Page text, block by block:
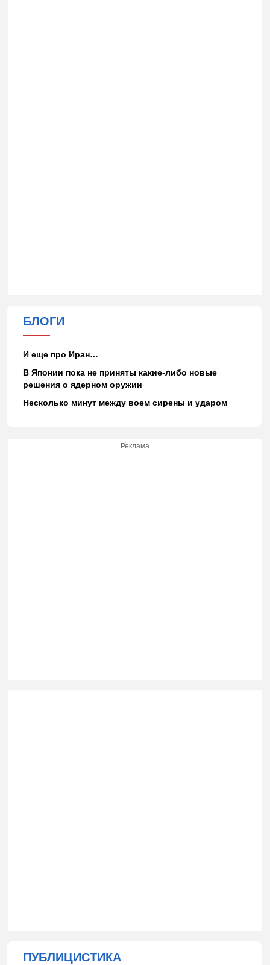
БЛОГИ
И еще про Иран…
В Японии пока не приняты какие-либо новые
решения о ядерном оружии
Несколько минут между воем сирены и ударом
Реклама
ПУБЛИЦИСТИКА